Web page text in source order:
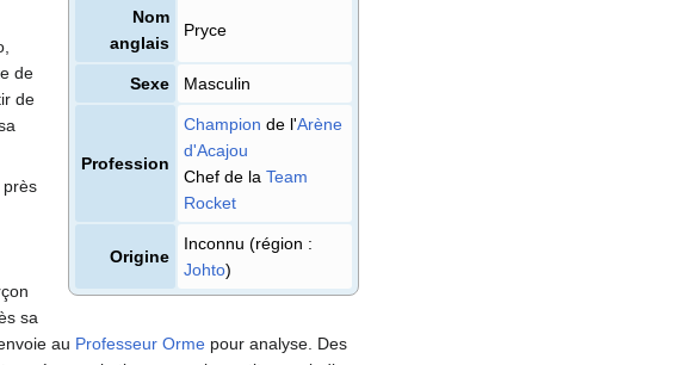
Nom
anglais
Pryce
Sexe Masculin
Profession
Champion de l'Arène
d'Acajou
Chef de la Team
Rocket
Origine
Inconnu (région :
Johto)
de
de
, près
sa
au Professeur Orme pour analyse. Des